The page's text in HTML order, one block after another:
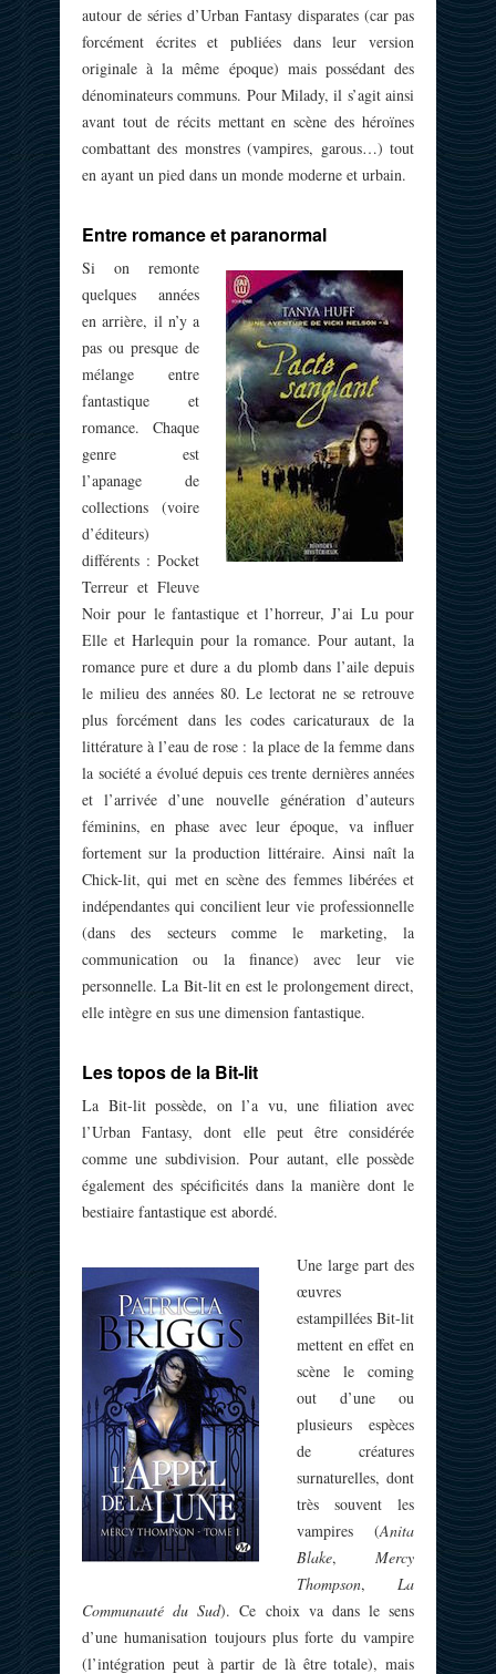
autour de séries d’Urban Fantasy disparates (car pas
forcément écrites et publiées dans leur version
originale à la même époque) mais possédant des
dénominateurs communs. Pour Milady, il s’agit ainsi
avant tout de récits mettant en scène des héroïnes
combattant des monstres (vampires, garous…) tout
en ayant un pied dans un monde moderne et urbain.
Entre romance et paranormal
Si on remonte
quelques années
en arrière, il n’y a
pas ou presque de
mélange entre
fantastique et
romance. Chaque
genre est
l’apanage de
collections (voire
d’éditeurs)
différents : Pocket
Terreur et Fleuve
Noir pour le fantastique et l’horreur, J’ai Lu pour
Elle et Harlequin pour la romance. Pour autant, la
romance pure et dure a du plomb dans l’aile depuis
le milieu des années 80. Le lectorat ne se retrouve
plus forcément dans les codes caricaturaux de la
littérature à l’eau de rose : la place de la femme dans
la société a évolué depuis ces trente dernières années
et l’arrivée d’une nouvelle génération d’auteurs
féminins, en phase avec leur époque, va influer
fortement sur la production littéraire. Ainsi naît la
Chick-lit, qui met en scène des femmes libérées et
indépendantes qui concilient leur vie professionnelle
(dans des secteurs comme le marketing, la
communication ou la finance) avec leur vie
personnelle. La Bit-lit en est le prolongement direct,
elle intègre en sus une dimension fantastique.
Les topos de la Bit-lit
La Bit-lit possède, on l’a vu, une filiation avec
l’Urban Fantasy, dont elle peut être considérée
comme une subdivision. Pour autant, elle possède
également des spécificités dans la manière dont le
bestiaire fantastique est abordé.
Une large part des
œuvres
estampillées Bit-lit
mettent en effet en
scène le coming
out d’une ou
plusieurs espèces
de créatures
surnaturelles, dont
très souvent les
vampires (Anita
Blake, Mercy
Thompson, La
Communauté du Sud). Ce choix va dans le sens
d’une humanisation toujours plus forte du vampire
(l’intégration peut à partir de là être totale), mais